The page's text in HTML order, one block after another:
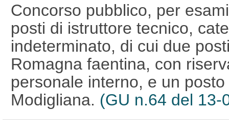
Concorso pubblico, per
posti di istruttore tecnico,
indeterminato, di cui due
Romagna faentina, con
personale interno, e un
Modigliana. (GU n.64 del 13-